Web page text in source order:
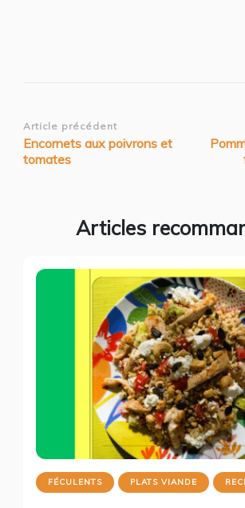
Navigation
d’article
Article précédent
Encornets aux poivrons et
tomates
Articles
FÉCULENTS PLATS VIANDE